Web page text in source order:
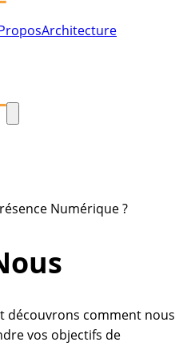
Architecture
Numérique ?
découvrons comment nous
vos objectifs de